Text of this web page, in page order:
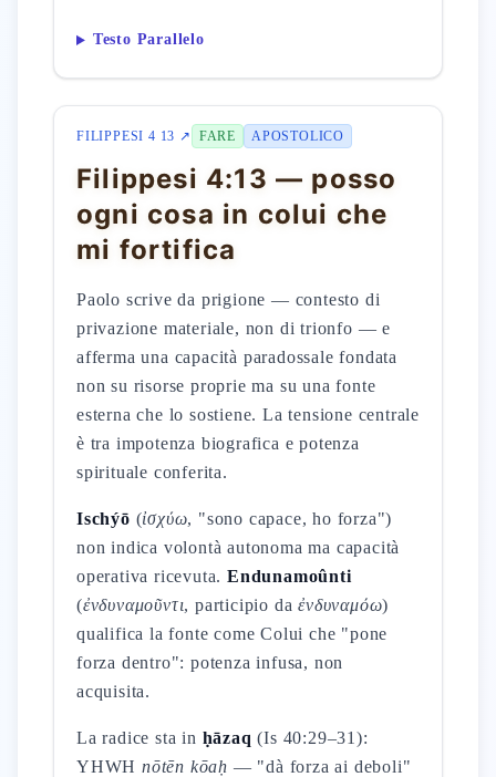
Testo Parallelo
FILIPPESI 4 13 ↗ FARE APOSTOLICO
Filippesi 4:13 — posso
ogni cosa in colui che
mi fortifica
Paolo scrive da prigione — contesto di
privazione materiale, non di trionfo — e
afferma una capacità paradossale fondata
non su risorse proprie ma su una fonte
esterna che lo sostiene. La tensione centrale
è tra impotenza biografica e potenza
spirituale conferita.
Ischýō (ἰσχύω, "sono capace, ho forza")
non indica volontà autonoma ma capacità
operativa ricevuta.Endunamoûnti
(ἐνδυναμοῦντι, participio daἐνδυναμόω)
qualifica la fonte come Colui che "pone
forza dentro": potenza infusa, non
acquisita.
La radice sta in ḥāzaq (Is 40:29–31):
YHWH nōtēn kōaḥ — "dà forza ai deboli"